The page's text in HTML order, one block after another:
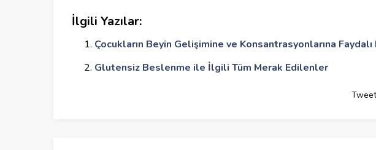
İlgili Yazılar:
Çocukların Beyin Gelişimine ve Konsantrasyonlarına
Glutensiz Beslenme ile İlgili Tüm Merak Edilenler